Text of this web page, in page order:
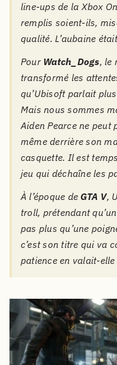
line-ups de la Xbox
remplis soient-ils,
qualité. L’aubaine
Pour Watch_Dogs, le
transformé les
qu’Ubisoftparlait plus
Mais nous sommes
Aiden Pearcene peut
même derrière son
casquette. Il est
jeu qui déchaîne les
À l’époque de GTA V,
troll, prétendant
pas plus qu’une
c’est son titre qui va
patience en valait-